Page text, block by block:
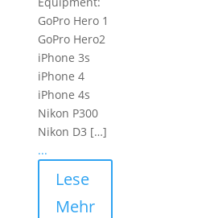
GoPro Hero 1
GoPro Hero2
iPhone 3s
iPhone 4
iPhone 4s
Nikon P300
Nikon D3 […]
...
Lese
Mehr